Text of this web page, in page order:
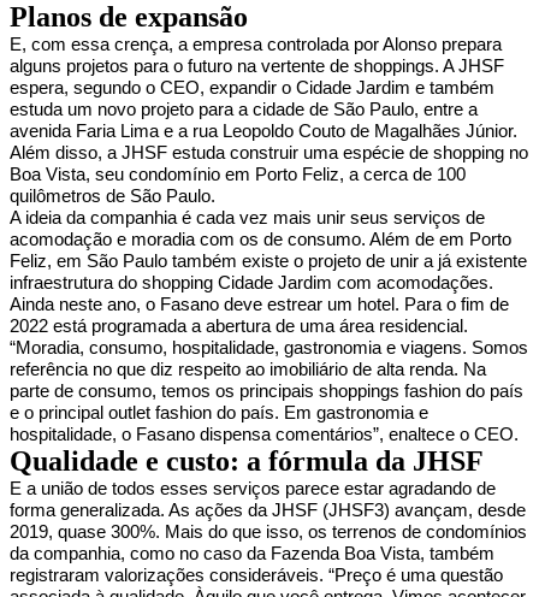
Planos de expansão
E, com essa crença, a empresa controlada por Alonso prepara
alguns projetos para o futuro na vertente de shoppings. A JHSF
espera, segundo o CEO, expandir o Cidade Jardim e também
estuda um novo projeto para a cidade de São Paulo, entre a
avenida Faria Lima e a rua Leopoldo Couto de Magalhães Júnior.
Além disso, a JHSF estuda construir uma espécie de shopping no
Boa Vista, seu condomínio em Porto Feliz, a cerca de 100
quilômetros de São Paulo.
A ideia da companhia é cada vez mais unir seus serviços de
acomodação e moradia com os de consumo. Além de em Porto
Feliz, em São Paulo também existe o projeto de unir a já existente
infraestrutura do shopping Cidade Jardim com acomodações.
Ainda neste ano, o Fasano deve estrear um hotel. Para o fim de
2022 está programada a abertura de uma área residencial.
“Moradia, consumo, hospitalidade, gastronomia e viagens. Somos
referência no que diz respeito ao imobiliário de alta renda. Na
parte de consumo, temos os principais shoppings fashion do país
e o principal outlet fashion do país. Em gastronomia e
hospitalidade, o Fasano dispensa comentários”, enaltece o CEO.
Qualidade e custo: a fórmula da JHSF
E a união de todos esses serviços parece estar agradando de
forma generalizada. As ações da JHSF (JHSF3) avançam, desde
2019, quase 300%. Mais do que isso, os terrenos de condomínios
da companhia, como no caso da Fazenda Boa Vista, também
registraram valorizações consideráveis. “Preço é uma questão